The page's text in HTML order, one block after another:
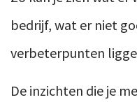
bedrijf, wat er niet
verbeterpunten
De inzichten die je